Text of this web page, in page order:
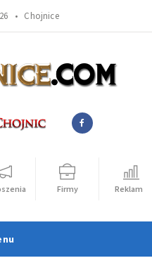
• Chojnice
Firmy Reklama